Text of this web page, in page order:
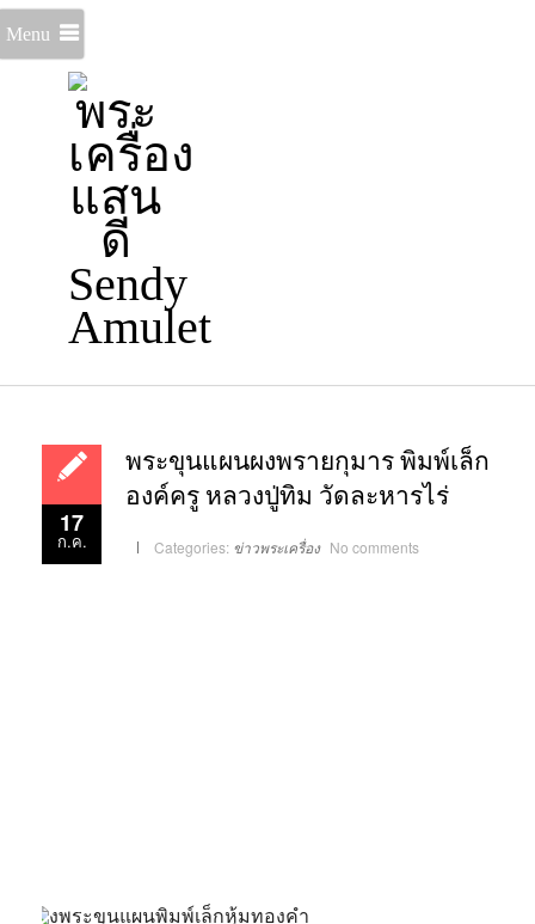
Menu
17
ก.ค.
พระขุนแผนผงพรายกุมาร พิมพ์เล็ก
องค์ครู หลวงปู่ทิม วัดละหารไร่
Categories: ข่าวพระเครื่อง No comments